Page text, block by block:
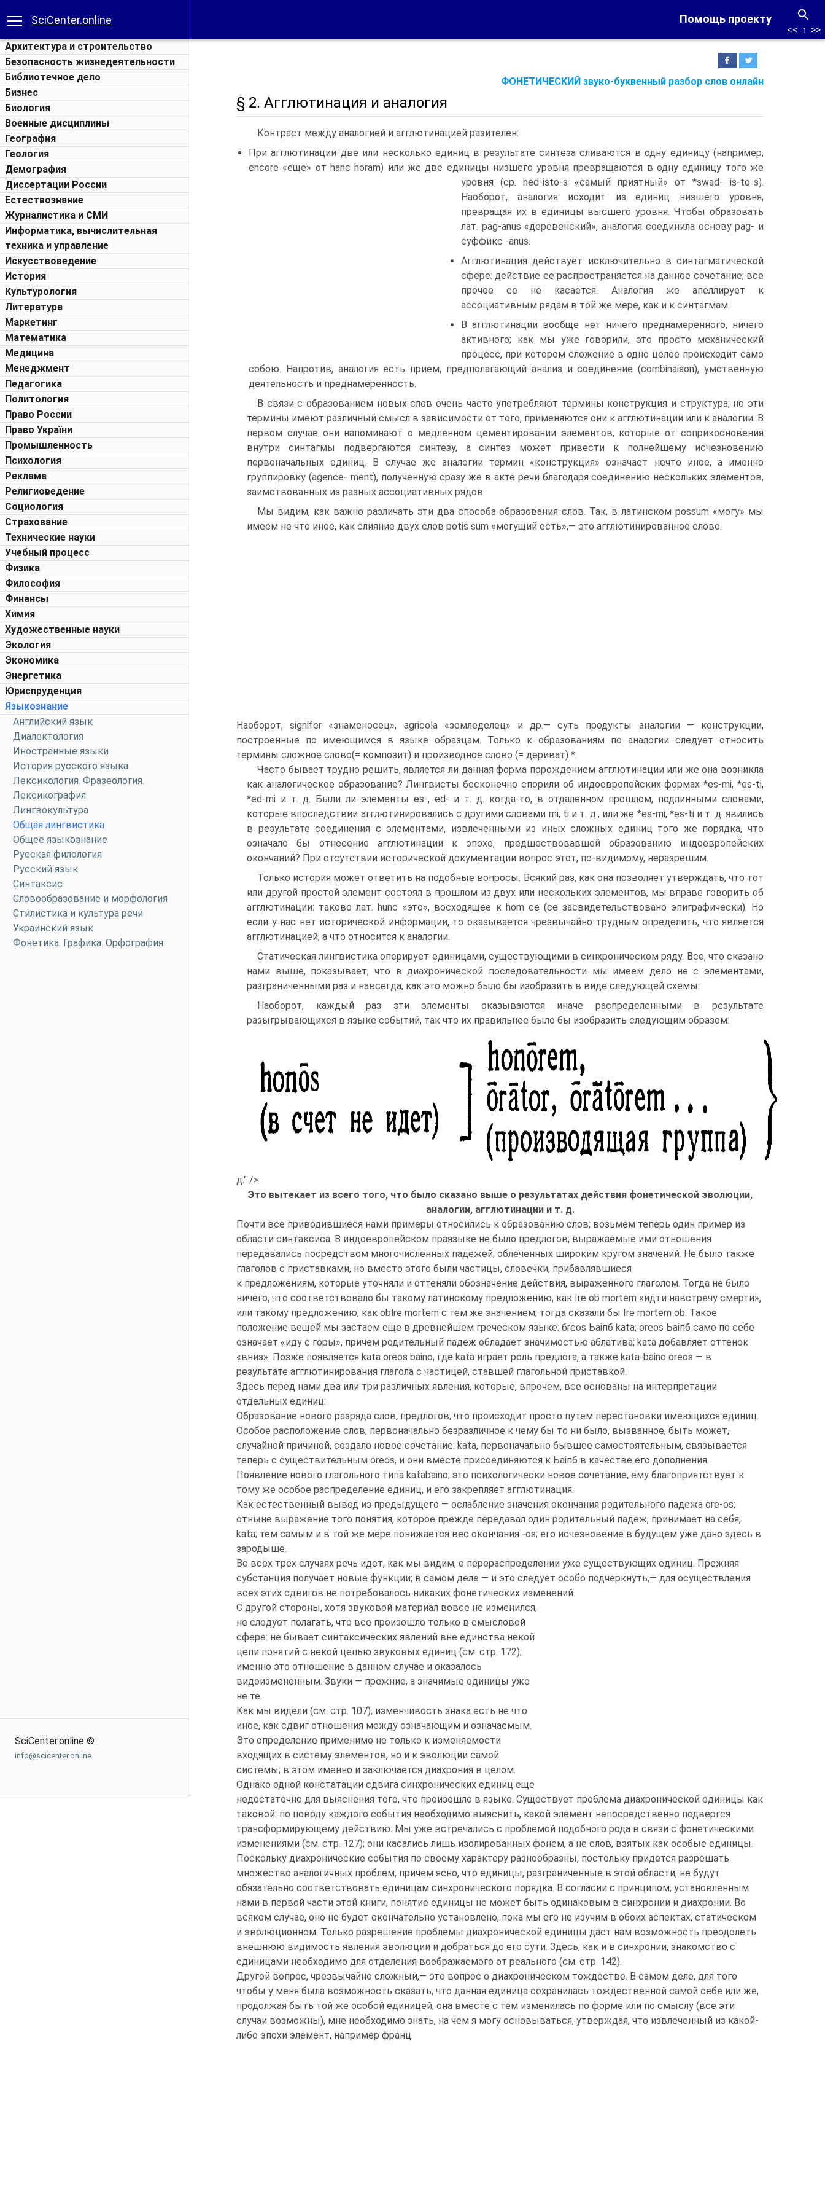
Помощь проекту
SciCenter.online
Архитектура и строительство
Безопасность жизнедеятельности
Библиотечное дело
Бизнес
Биология
Военные дисциплины
География
Геология
Демография
Диссертации России
Естествознание
Журналистика и СМИ
Информатика, вычислительная
техника и управление
Искусствоведение
История
Культурология
Литература
Маркетинг
Математика
Медицина
Менеджмент
Педагогика
Политология
Право России
Право України
Промышленность
Психология
Реклама
Религиоведение
Социология
Страхование
Технические науки
Учебный процесс
Физика
Философия
Финансы
Химия
Художественные науки
Экология
Экономика
Энергетика
Юриспруденция
Языкознание
Английский язык
Диалектология
Иностранные языки
История русского языка
Лексикология. Фразеология.
Лексикография
Лингвокультура
Общая лингвистика
Общее языкознание
Русская филология
Русский язык
Синтаксис
Словообразование и морфология
Стилистика и культура речи
Украинский язык
Фонетика. Графика. Орфография
SciCenter.online ©
info@scicenter.online
ФОНЕТИЧЕСКИЙ звуко-буквенный разбор слов онлайн
<< ↑ >>
§ 2. Агглютинация и аналогия
Контраст между аналогией и агглютинацией разителен:
При агглютинации две или несколько единиц в результате синтеза сливаются в одну единицу (например,
encore «еще» от hanc horam) или же две единицы низшего уровня превращаются в одну единицу того же
уровня (ср. hed-isto-s «самый приятный» от *swad- is-to-s).
Наоборот, аналогия исходит из единиц низшего уровня,
превращая их в единицы высшего уровня. Чтобы образовать
лат. pag-anus «деревенский», аналогия соединила основу pag- и
суффикс -anus.
Агглютинация действует исключительно в синтагматической
сфере: действие ее распространяется на данное сочетание; все
прочее ее не касается. Аналогия же апеллирует к
ассоциативным рядам в той же мере, как и к синтагмам.
В агглютинации вообще нет ничего преднамеренного, ничего
активного; как мы уже говорили, это просто механический
процесс, при котором сложение в одно целое происходит само
собою. Напротив, аналогия есть прием, предполагающий анализ и соединение (combinaison), умственную
деятельность и преднамеренность.
В связи с образованием новых слов очень часто употребляют термины конструкция и структура; но эти
термины имеют различный смысл в зависимости от того, применяются они к агглютинации или к аналогии. В
первом случае они напоминают о медленном цементировании элементов, которые от соприкосновения
внутри синтагмы подвергаются синтезу, а синтез может привести к полнейшему исчезновению
первоначальных единиц. В случае же аналогии термин «конструкция» означает нечто иное, а именно
группировку (agence- ment), полученную сразу же в акте речи благодаря соединению нескольких элементов,
заимствованных из разных ассоциативных рядов.
Мы видим, как важно различать эти два способа образования слов. Так, в латинском possum «могу» мы
имеем не что иное, как слияние двух слов potis sum «могущий есть»,— это агглютинированное слово.
Наоборот, signifer «знаменосец», agricola «земледелец» и др.— суть продукты аналогии — конструкции,
построенные по имеющимся в языке образцам. Только к образованиям по аналогии следует относить
термины сложное слово(= композит) и производное слово (= дериват) *.
Часто бывает трудно решить, является ли данная форма порождением агглютинации или же она возникла
как аналогическое образование? Лингвисты бесконечно спорили об индоевропейских формах *es-mi, *es-ti,
*ed-mi и т. д. Были ли элементы es-, ed- и т. д. когда-то, в отдаленном прошлом, подлинными словами,
которые впоследствии агглютинировались с другими словами mi, ti и т. д., или же *es-mi, *es-ti и т. д. явились
в результате соединения с элементами, извлеченными из иных сложных единиц того же порядка, что
означало бы отнесение агглютинации к эпохе, предшествовавшей образованию индоевропейских
окончаний? При отсутствии исторической документации вопрос этот, по-видимому, неразрешим.
Только история может ответить на подобные вопросы. Всякий раз, как она позволяет утверждать, что тот
или другой простой элемент состоял в прошлом из двух или нескольких элементов, мы вправе говорить об
агглютинации: таково лат. hunc «это», восходящее к hom се (се засвидетельствовано эпиграфически). Но
если у нас нет исторической информации, то оказывается чрезвычайно трудным определить, что является
агглютинацией, а что относится к аналогии.
Статическая лингвистика оперирует единицами, существующими в синхроническом ряду. Все, что сказано
нами выше, показывает, что в диахронической последовательности мы имеем дело не с элементами,
разграниченными раз и навсегда, как это можно было бы изобразить в виде следующей схемы:
Наоборот, каждый раз эти элементы оказываются иначе распределенными в результате
разыгрывающихся в языке событий, так что их правильнее было бы изобразить следующим образом:
д." />
Это вытекает из всего того, что было сказано выше о результатах действия фонетической эволюции,
аналогии, агглютинации и т. д.
Почти все приводившиеся нами примеры относились к образованию слов; возьмем теперь один пример из
области синтаксиса. В индоевропейском праязыке не было предлогов; выражаемые ими отношения
передавались посредством многочисленных падежей, облеченных широким кругом значений. Не было также
глаголов с приставками, но вместо этого были частицы, словечки, прибавлявшиеся
к предложениям, которые уточняли и оттеняли обозначение действия, выраженного глаголом. Тогда не было
ничего, что соответствовало бы такому латинскому предложению, как Ire ob mortem «идти навстречу смерти»,
или такому предложению, как oblre mortem с тем же значением; тогда сказали бы Ire mortem ob. Такое
положение вещей мы застаем еще в древнейшем греческом языке: 6reos Ьаіпб kata; oreos Ьаіпб само по себе
означает «иду с горы», причем родительный падеж обладает значимостью аблатива; kata добавляет оттенок
«вниз». Позже появляется kata oreos baino, где kata играет роль предлога, а также kata-baino oreos — в
результате агглютинирования глагола с частицей, ставшей глагольной приставкой.
Здесь перед нами два или три различных явления, которые, впрочем, все основаны на интерпретации
отдельных единиц:
Образование нового разряда слов, предлогов, что происходит просто путем перестановки имеющихся единиц.
Особое расположение слов, первоначально безразличное к чему бы то ни было, вызванное, быть может,
случайной причиной, создало новое сочетание: kata, первоначально бывшее самостоятельным, связывается
теперь с существительным oreos, и они вместе присоединяются к Ьаіпб в качестве его дополнения.
Появление нового глагольного типа katabaino; это психологически новое сочетание, ему благоприятствует к
тому же особое распределение единиц, и его закрепляет агглютинация.
Как естественный вывод из предыдущего — ослабление значения окончания родительного падежа ore-os;
отныне выражение того понятия, которое прежде передавал один родительный падеж, принимает на себя,
kata; тем самым и в той же мере понижается вес окончания -os; его исчезновение в будущем уже дано здесь в
зародыше.
Во всех трех случаях речь идет, как мы видим, о перераспределении уже существующих единиц. Прежняя
субстанция получает новые функции; в самом деле — и это следует особо подчеркнуть,— для осуществления
всех этих сдвигов не потребовалось никаких фонетических изменений.
С другой стороны, хотя звуковой материал вовсе не изменился,
не следует полагать, что все произошло только в смысловой
сфере: не бывает синтаксических явлений вне единства некой
цепи понятий с некой цепью звуковых единиц (см. стр. 172);
именно это отношение в данном случае и оказалось
видоизмененным. Звуки — прежние, а значимые единицы уже
не те.
Как мы видели (см. стр. 107), изменчивость знака есть не что
иное, как сдвиг отношения между означающим и означаемым.
Это определение применимо не только к изменяемости
входящих в систему элементов, но и к эволюции самой
системы; в этом именно и заключается диахрония в целом.
Однако одной констатации сдвига синхронических единиц еще
недостаточно для выяснения того, что произошло в языке. Существует проблема диахронической единицы как
таковой: по поводу каждого события необходимо выяснить, какой элемент непосредственно подвергся
трансформирующему действию. Мы уже встречались с проблемой подобного рода в связи с фонетическими
изменениями (см. стр. 127); они касались лишь изолированных фонем, а не слов, взятых как особые единицы.
Поскольку диахронические события по своему характеру разнообразны, постольку придется разрешать
множество аналогичных проблем, причем ясно, что единицы, разграниченные в этой области, не будут
обязательно соответствовать единицам синхронического порядка. В согласии с принципом, установленным
нами в первой части этой книги, понятие единицы не может быть одинаковым в синхронии и диахронии. Во
всяком случае, оно не будет окончательно установлено, пока мы его не изучим в обоих аспектах, статическом
и эволюционном. Только разрешение проблемы диахронической единицы даст нам возможность преодолеть
внешнюю видимость явления эволюции и добраться до его сути. Здесь, как и в синхронии, знакомство с
единицами необходимо для отделения воображаемого от реального (см. стр. 142).
Другой вопрос, чрезвычайно сложный,— это вопрос о диахроническом тождестве. В самом деле, для того
чтобы у меня была возможность сказать, что данная единица сохранилась тождественной самой себе или же,
продолжая быть той же особой единицей, она вместе с тем изменилась по форме или по смыслу (все эти
случаи возможны), мне необходимо знать, на чем я могу основываться, утверждая, что извлеченный из какой-
либо эпохи элемент, например франц.